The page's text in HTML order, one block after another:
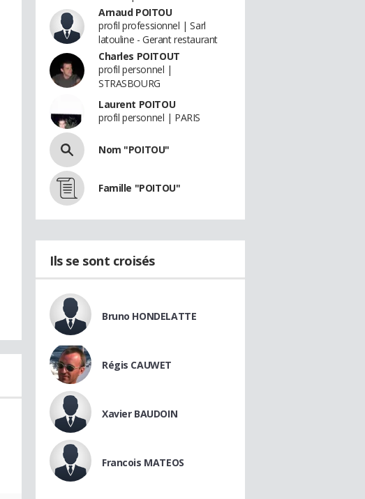
Arnaud POITOU
profil professionnel | Sarl
latouline - Gerant restaurant
Charles POITOUT
profil personnel |
STRASBOURG
Laurent POITOU
profil personnel | PARIS
Nom "POITOU"
Famille "POITOU"
Ils se sont croisés
Bruno HONDELATTE
Régis CAUWET
Xavier BAUDOIN
Francois MATEOS